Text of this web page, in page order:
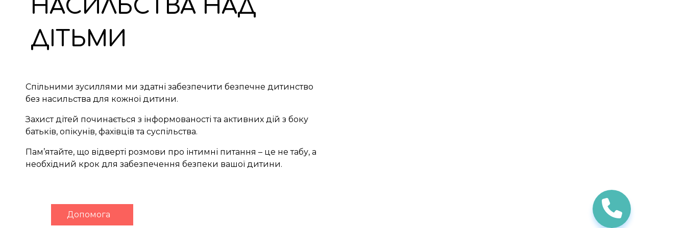
НАСИЛЬСТВА НАД
ДІТЬМИ
Спільними зусиллями ми здатні забезпечити безпечне дитинство
без насильства для кожної дитини.
Захист дітей починається з інформованості та активних дій з боку
батьків, опікунів, фахівців та суспільства.
Пам’ятайте, що відверті розмови про інтимні питання – це не табу, а
необхідний крок для забезпечення безпеки вашої дитини.
Допомога